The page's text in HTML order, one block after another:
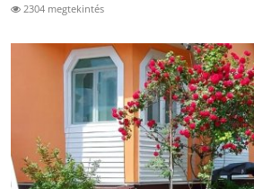
2304 megtekintés